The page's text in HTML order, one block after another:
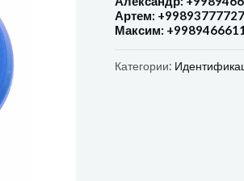
Артем:
Максим:
Категории: